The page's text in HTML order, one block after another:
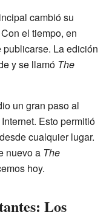
cambió su
el tiempo, en
La edición
y se llamó The
un gran paso al
Esto permitió
cualquier lugar.
nuevo a The
hoy.
Los